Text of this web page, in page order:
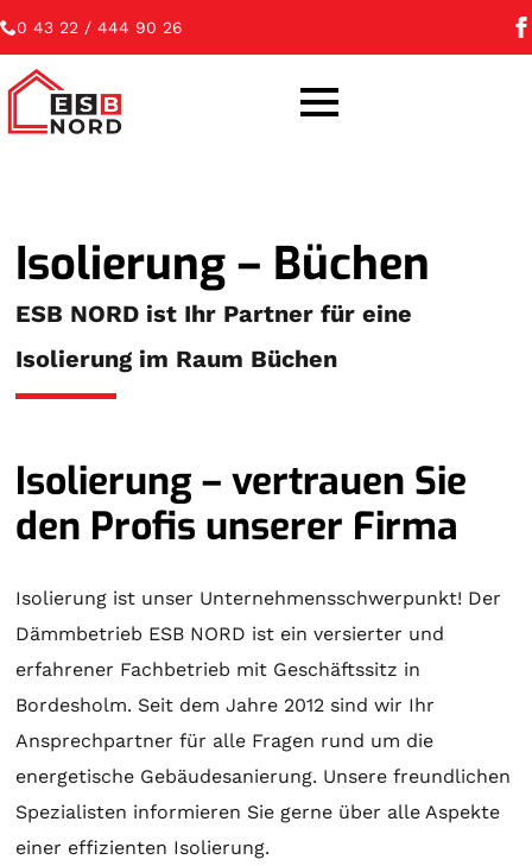
0 43 22 / 444 90 26
Isolierung – Büchen
ESB NORD ist Ihr Partner für eine
Isolierung im Raum Büchen
Isolierung – vertrauen Sie
den Profis unserer Firma
Isolierung ist unser Unternehmensschwerpunkt! Der
Dämmbetrieb ESB NORD ist ein versierter und
erfahrener Fachbetrieb mit Geschäftssitz in
Bordesholm. Seit dem Jahre 2012 sind wir Ihr
Ansprechpartner für alle Fragen rund um die
energetische Gebäudesanierung. Unsere freundlichen
Spezialisten informieren Sie gerne über alle Aspekte
einer effizienten Isolierung.